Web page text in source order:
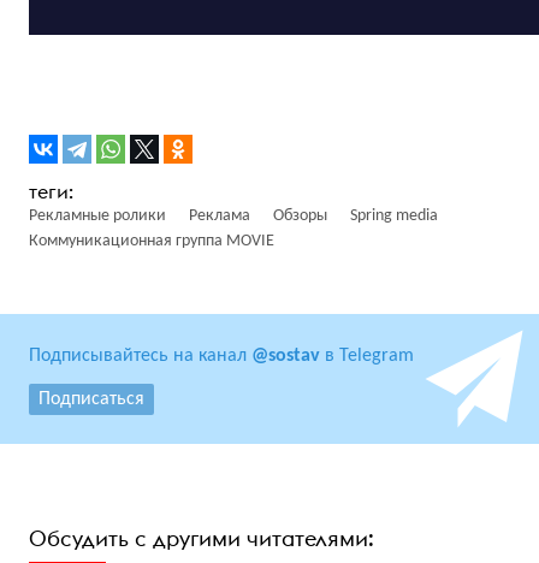
Рекламные ролики Реклама Обзоры
Spring media
Коммуникационная группа MOVIE
Подписывайтесь на канал @sostav в Telegram
Подписаться
Обсудить с другими читателями: